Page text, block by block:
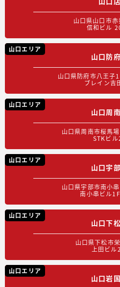
山口県山口市
信和ビル
山口エリア
山口防
山口県防府市八王子
ブレイン吉
山口エリア
山口周
山口県周南市桜馬
STKビル
山口エリア
山口宇
山口県宇部市南小
南小串ビル
山口エリア
山口下
山口県下松市
上田ビル
山口エリア
山口岩